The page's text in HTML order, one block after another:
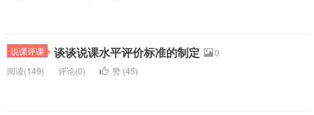
说课评课 谈谈说课水平评价标准的制定
0
阅读(149) 评论(0) 赞 (45)